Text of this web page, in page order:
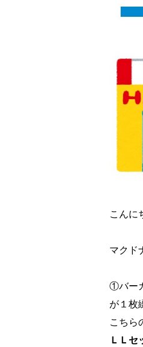
こんに
マクド
①バー
が１枚
こちら
ＬＬセ